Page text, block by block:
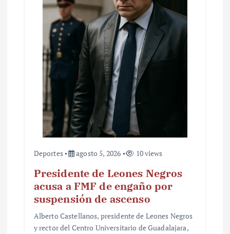
Deportes agosto 5, 2026 10 views
Presidente de Leones Negros
acusa a FMF de engaño por
suspensión de ascenso
Alberto Castellanos, presidente de Leones Negros
y rector del Centro Universitario de Guadalajara,